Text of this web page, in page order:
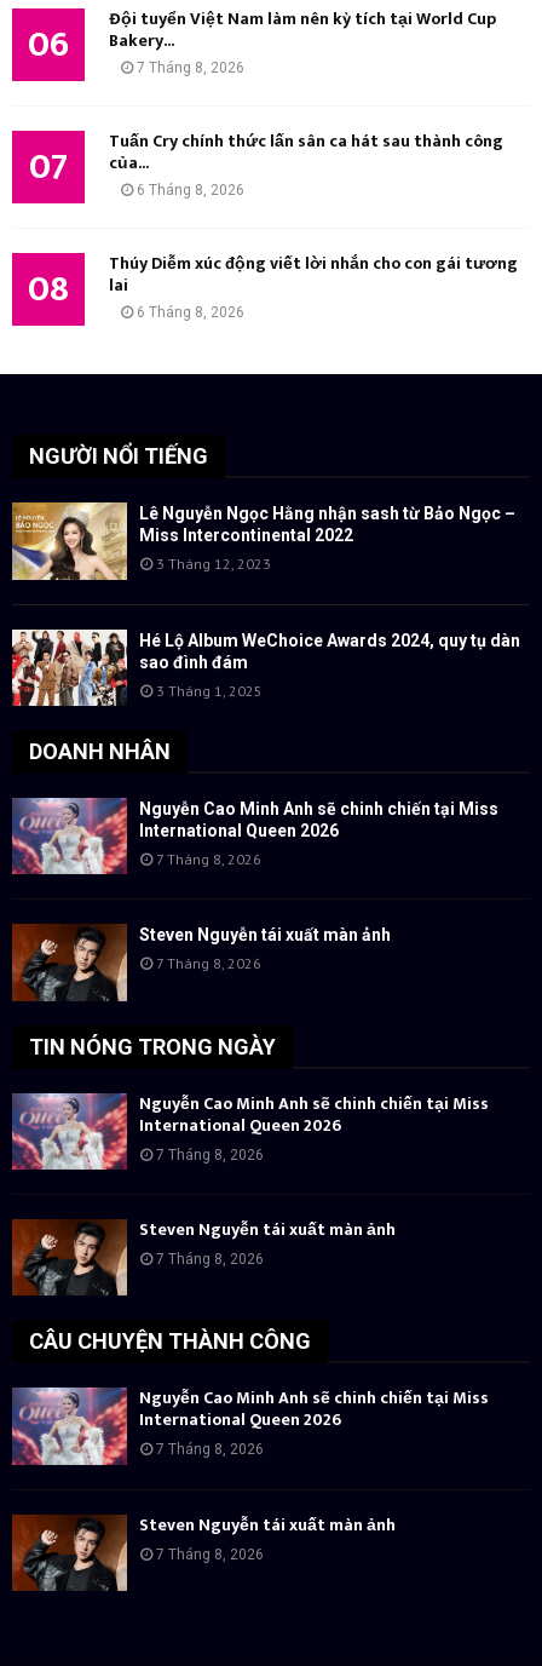
06 Đội tuyển Việt Nam làm nên kỳ tích tại World Cup
Bakery...
7 Tháng 8, 2026
07 Tuấn Cry chính thức lấn sân ca hát sau thành công
của...
6 Tháng 8, 2026
08 Thúy Diễm xúc động viết lời nhắn cho con gái tương
lai
6 Tháng 8, 2026
NGƯỜI NỔI TIẾNG
Lê Nguyễn Ngọc Hằng nhận sash từ Bảo Ngọc –
Miss Intercontinental 2022
3 Tháng 12, 2023
Hé Lộ Album WeChoice Awards 2024, quy tụ dàn
sao đình đám
3 Tháng 1, 2025
DOANH NHÂN
Nguyễn Cao Minh Anh sẽ chinh chiến tại Miss
International Queen 2026
7 Tháng 8, 2026
Steven Nguyễn tái xuất màn ảnh
7 Tháng 8, 2026
TIN NÓNG TRONG NGÀY
Nguyễn Cao Minh Anh sẽ chinh chiến tại Miss
International Queen 2026
7 Tháng 8, 2026
Steven Nguyễn tái xuất màn ảnh
7 Tháng 8, 2026
CÂU CHUYỆN THÀNH CÔNG
Nguyễn Cao Minh Anh sẽ chinh chiến tại Miss
International Queen 2026
7 Tháng 8, 2026
Steven Nguyễn tái xuất màn ảnh
7 Tháng 8, 2026